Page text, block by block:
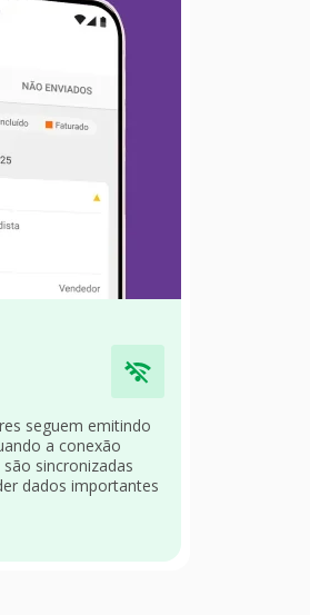
seguem emitindo
a conexão
sincronizadas
dados importantes